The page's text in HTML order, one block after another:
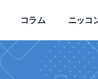
コラム ニッコ